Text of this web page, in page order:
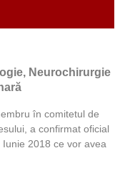
Neurochirurgie
în comitetul de
a confirmat oficial
2018 ce vor avea